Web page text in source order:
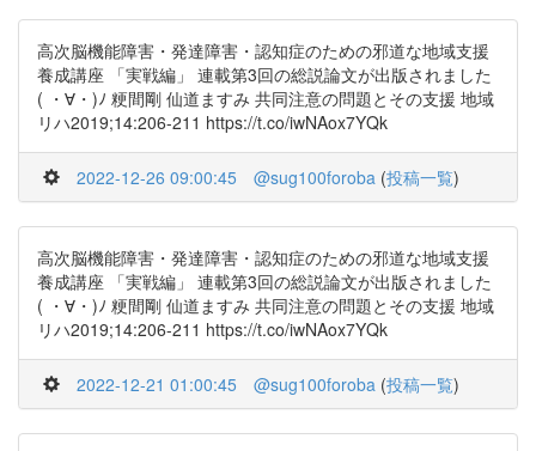
高次脳機能障害・発達障害・認知症のための邪道な地域支援
養成講座 「実戦編」 連載第3回の総説論文が出版されました
( ・∀・)ﾉ 粳間剛 仙道ますみ 共同注意の問題とその支援 地域
リハ2019;14:206-211 https://t.co/iwNAox7YQk
2022-12-26 09:00:45 @sug100foroba (投稿一覧)
高次脳機能障害・発達障害・認知症のための邪道な地域支援
養成講座 「実戦編」 連載第3回の総説論文が出版されました
( ・∀・)ﾉ 粳間剛 仙道ますみ 共同注意の問題とその支援 地域
リハ2019;14:206-211 https://t.co/iwNAox7YQk
2022-12-21 01:00:45 @sug100foroba (投稿一覧)